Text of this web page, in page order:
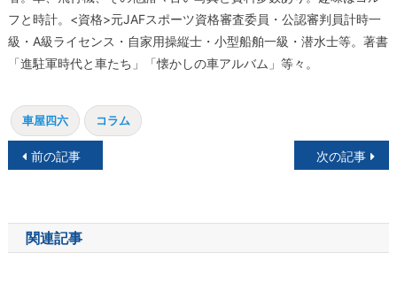
フと時計。<資格>元JAFスポーツ資格審査委員・公認審判員計時一
級・A級ライセンス・自家用操縦士・小型船舶一級・潜水士等。著書
「進駐軍時代と車たち」「懐かしの車アルバム」等々。
車屋四六 コラム
投
ナ
ビ
前の記事 次の記事
関連記事